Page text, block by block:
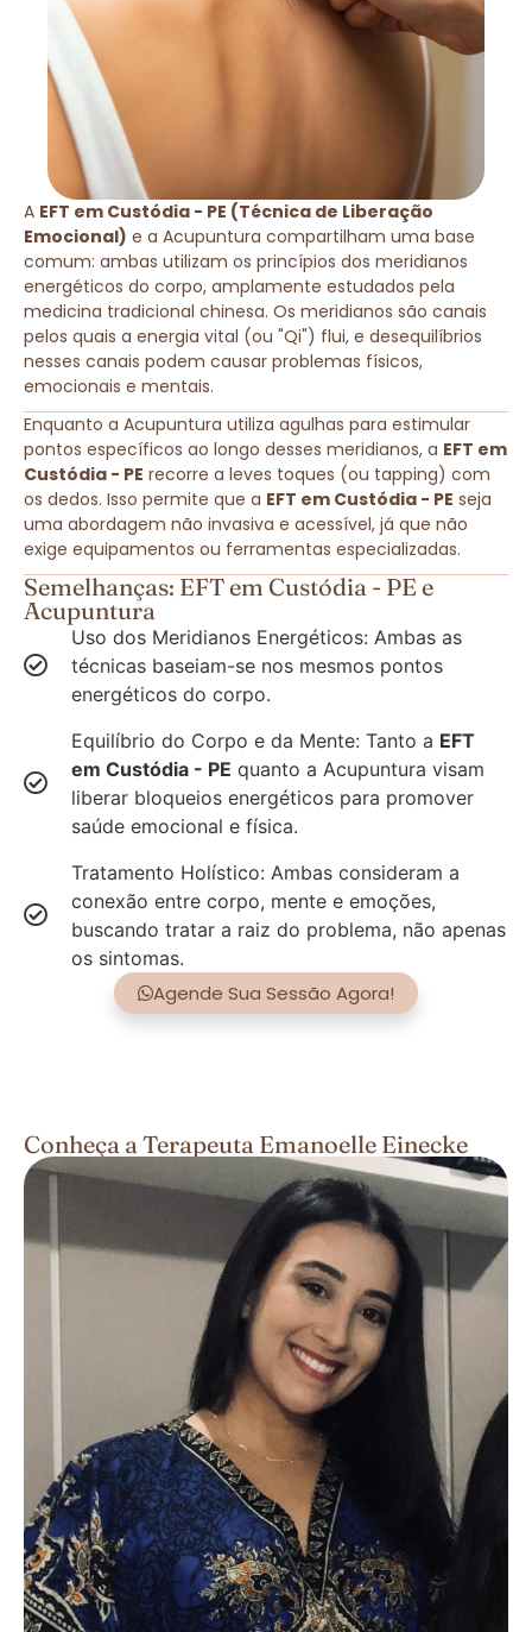
A EFT em Custódia - PE (Técnica de Liberação
Emocional) e a Acupuntura compartilham uma base
comum: ambas utilizam os princípios dos meridianos
energéticos do corpo, amplamente estudados pela
medicina tradicional chinesa. Os meridianos são canais
pelos quais a energia vital (ou "Qi") flui, e desequilíbrios
nesses canais podem causar problemas físicos,
emocionais e mentais.
Enquanto a Acupuntura utiliza agulhas para estimular
pontos específicos ao longo desses meridianos, a EFT em
Custódia - PE recorre a leves toques (ou tapping) com
os dedos. Isso permite que a EFT em Custódia - PE seja
uma abordagem não invasiva e acessível, já que não
exige equipamentos ou ferramentas especializadas.
Semelhanças: EFT em Custódia - PE e
Acupuntura
Uso dos Meridianos Energéticos: Ambas as
técnicas baseiam-se nos mesmos pontos
energéticos do corpo.
Equilíbrio do Corpo e da Mente: Tanto a EFT
em Custódia - PE quanto a Acupuntura visam
liberar bloqueios energéticos para promover
saúde emocional e física.
Tratamento Holístico: Ambas consideram a
conexão entre corpo, mente e emoções,
buscando tratar a raiz do problema, não apenas
os sintomas.
Agende Sua Sessão Agora!
Conheça a Terapeuta Emanoelle Einecke